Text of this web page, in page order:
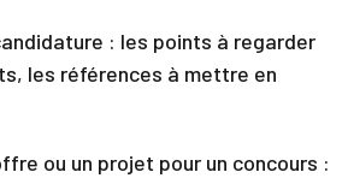
: les points à regarder
les références à mettre en
ou un projet pour un concours :